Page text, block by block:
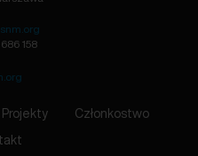
158
Projekty Członkostwo